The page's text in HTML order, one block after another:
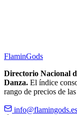
FlaminGods
Directorio Nacional
Danza. El índice
rango de precios de
info@flamingods.es